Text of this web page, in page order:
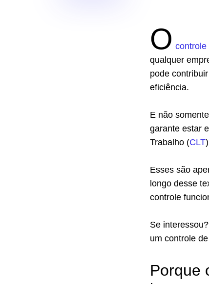
O controle
qualquer
pode
eficiência.
E não
garante estar
Trabalho (CLT
Esses são
longo desse
controle
Se
um controle
Porque